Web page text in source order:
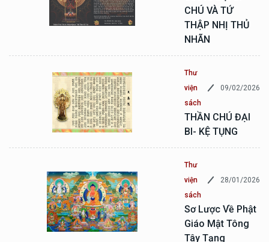
CHÚ VÀ TỨ
THẬP NHỊ THỦ
NHÃN
Thư
viện
sách
09/02/2026
THẦN CHÚ ĐẠI
BI- KỆ TỤNG
Thư
viện
sách
28/01/2026
Sơ Lược Về Phật
Giáo Mật Tông
Tây Tạng